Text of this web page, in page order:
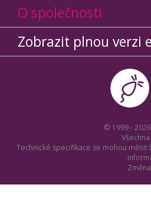
O společnosti
Zobrazit plnou verzi
© 1999 -
Technické specifikace se mohou